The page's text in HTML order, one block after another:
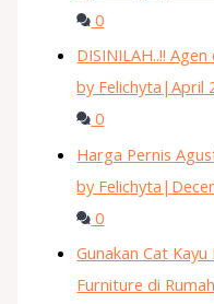
0
DISINILAH..!!
by Felichyta |April
0
Harga Pernis
by Felichyta |
0
Gunakan Cat
Furniture di Rumah